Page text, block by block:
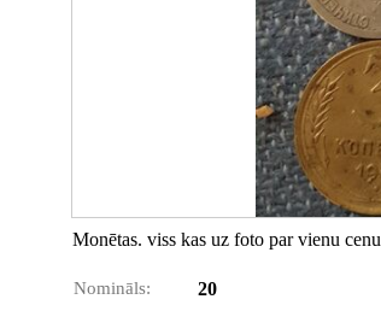
Monētas. viss kas uz foto par vienu cenu
Nomināls: 20